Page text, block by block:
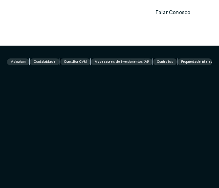
Falar Conosco
Valuation Contabilidade Consultor CVM Assessores de Investimentos (AI) Contratos Propriedade Intelectual